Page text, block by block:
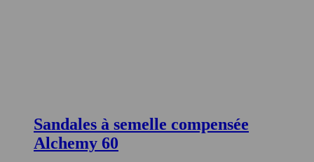
Sandales à semelle compensée
Alchemy 60